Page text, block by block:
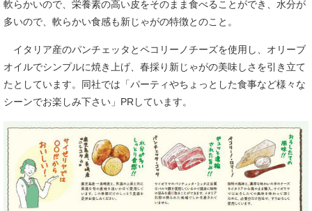
軟らかいので、栄養素の高い皮をそのまま食べることができ、水分が
多いので、軟らかい食感も新じゃがの特徴とのこと。
イタリア産のパンチェッタとペコリーノチーズを使用し、オリーブ
オイルでシンプルに焼き上げ、春採り新じゃがの美味しさを引き立て
たとしています。同社では「パーティやちょっとした食事など様々な
シーンでお楽しみ下さい」PRしています。